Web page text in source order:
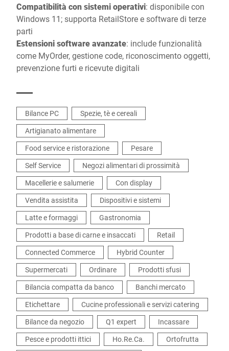
Compatibilità con sistemi operativi: disponibile con
Windows 11; supporta RetailStore e software di terze
parti
Estensioni software avanzate: include funzionalità
come MyOrder, gestione code, riconoscimento oggetti,
prevenzione furti e ricevute digitali
Bilance PC
Spezie, tè e cereali
Artigianato alimentare
Food service e ristorazione
Pesare
Self Service
Negozi alimentari di prossimità
Macellerie e salumerie
Con display
Vendita assistita
Dispositivi e sistemi
Latte e formaggi
Gastronomia
Prodotti a base di carne e insaccati
Retail
Connected Commerce
Hybrid Counter
Supermercati
Ordinare
Prodotti sfusi
Bilancia compatta da banco
Banchi mercato
Etichettare
Cucine professionali e servizi catering
Bilance da negozio
Q1 expert
Incassare
Pesce e prodotti ittici
Ho.Re.Ca.
Ortofrutta